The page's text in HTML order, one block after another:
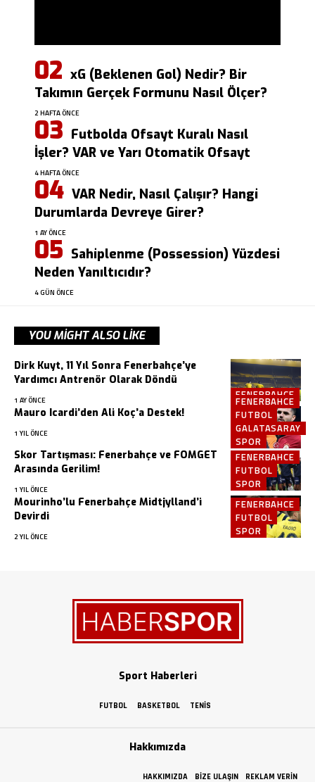
xG (Beklenen Gol) Nedir? Bir
Takımın Gerçek Formunu Nasıl Ölçer?
2 HAFTA ÖNCE
Futbolda Ofsayt Kuralı Nasıl
İşler? VAR ve Yarı Otomatik Ofsayt
4 HAFTA ÖNCE
VAR Nedir, Nasıl Çalışır? Hangi
Durumlarda Devreye Girer?
1 AY ÖNCE
Sahiplenme (Possession) Yüzdesi
Neden Yanıltıcıdır?
4 GÜN ÖNCE
YOU MIGHT ALSO LIKE
FENERBAHCE
Dirk Kuyt, 11 Yıl Sonra Fenerbahçe’ye
Yardımcı Antrenör Olarak Döndü
1 AY ÖNCE
FENERBAHCE
FUTBOL
GALATASARAY
SPOR
Mauro Icardi’den Ali Koç’a Destek!
1 YIL ÖNCE
FENERBAHCE
FUTBOL
SPOR
Skor Tartışması: Fenerbahçe ve FOMGET
Arasında Gerilim!
1 YIL ÖNCE
FENERBAHCE
FUTBOL
SPOR
Mourinho’lu Fenerbahçe Midtjylland’i
Devirdi
2 YIL ÖNCE
Sport Haberleri
FUTBOL BASKETBOL TENIS
Hakkımızda
HAKKIMIZDA BIZE ULAŞIN REKLAM VERIN